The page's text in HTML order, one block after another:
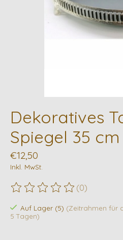
Dekoratives
Spiegel 35 cm
€12,50
Inkl. MwSt.
Die Bewertung dieses
(0)
Auf Lager (5) (Zeitrahmen für
5 Tagen)